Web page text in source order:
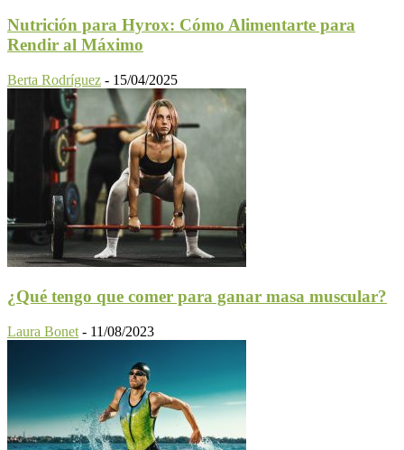
Nutrición para Hyrox: Cómo Alimentarte para
Rendir al Máximo
Berta Rodríguez - 15/04/2025
¿Qué tengo que comer para ganar masa muscular?
Laura Bonet - 11/08/2023